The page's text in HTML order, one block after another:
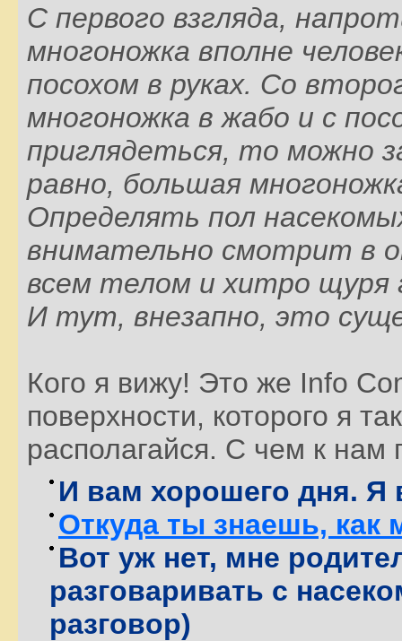
С первого взгляда,
многоножка вполне
посохом в руках. Со
многоножка в жабо и с
приглядеться, то
равно, большая
Определять пол
внимательно смотрит в
всем телом и хитро щуря
И тут, внезапно, это
Кого я вижу! Это же Info
поверхности, которого я
располагайся. С чем к нам
И вам хорошего дня. Я
Откуда ты знаешь, как
Вот уж нет, мне
разговаривать с
разговор)